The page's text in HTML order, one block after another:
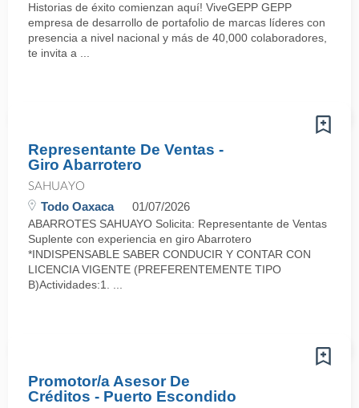
Historias de éxito comienzan aquí! ViveGEPP GEPP
empresa de desarrollo de portafolio de marcas líderes con
presencia a nivel nacional y más de 40,000 colaboradores,
te invita a ...
Representante De Ventas -
Giro Abarrotero
SAHUAYO
Todo Oaxaca 01/07/2026
ABARROTES SAHUAYO Solicita: Representante de Ventas
Suplente con experiencia en giro Abarrotero
*INDISPENSABLE SABER CONDUCIR Y CONTAR CON
LICENCIA VIGENTE (PREFERENTEMENTE TIPO
B)Actividades:1. ...
Promotor/a Asesor De
Créditos - Puerto Escondido